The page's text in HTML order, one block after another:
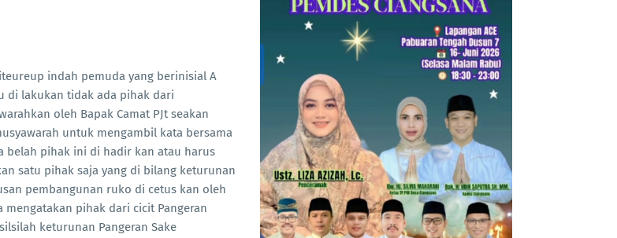
indah pemuda yang berinisial A
di lakukan tidak ada pihak dari
oleh Bapak Camat PJt seakan
untuk mengambil kata bersama
belah pihak ini di hadir kan atau harus
satu pihak saja yang di bilang keturunan
pembangunan ruko di cetus kan oleh
pihak dari cicit Pangeran
keturunan Pangeran Sake